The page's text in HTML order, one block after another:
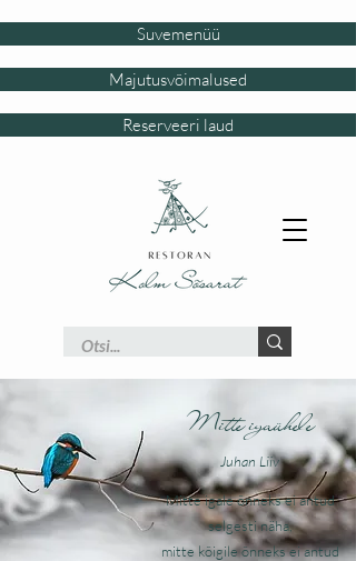
Reserveeri laud
Suvemenüü
Majutusvõimalused
Mitte igaühele
Juhan Liiv
Mitte igale õnneks ei antud
selgesti näha,
mitte kõigile õnneks ei antud